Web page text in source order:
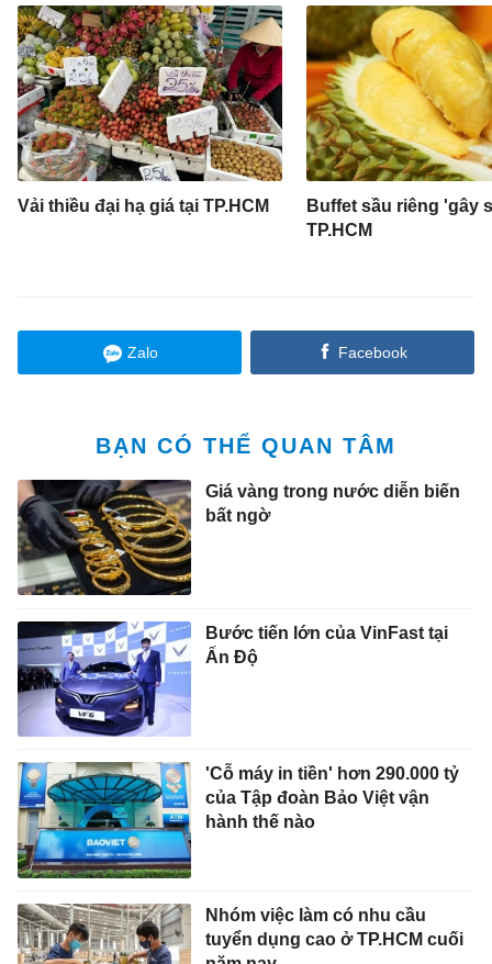
Vải thiều đại hạ giá tại TP.HCM
Buffet sầu riêng 'gây
TP.HCM
Zalo Facebook
BẠN CÓ THỂ QUAN TÂM
Giá vàng trong nước diễn biến
bất ngờ
Bước tiến lớn của VinFast tại
Ấn Độ
'Cỗ máy in tiền' hơn 290.000 tỷ
của Tập đoàn Bảo Việt vận
hành thế nào
Nhóm việc làm có nhu cầu
tuyển dụng cao ở TP.HCM cuối